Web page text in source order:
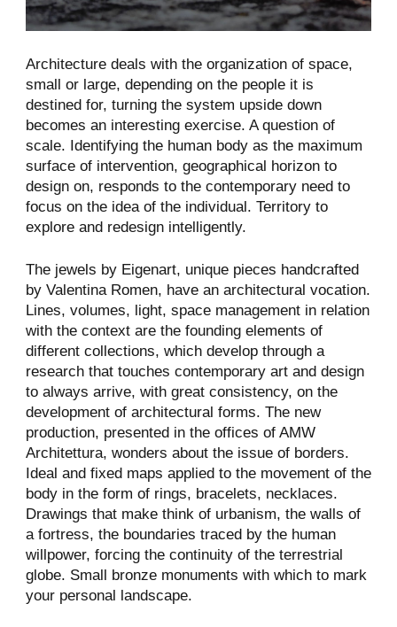
Architecture deals with the organization of space,
small or large, depending on the people it is
destined for, turning the system upside down
becomes an interesting exercise. A question of
scale. Identifying the human body as the maximum
surface of intervention, geographical horizon to
design on, responds to the contemporary need to
focus on the idea of the individual. Territory to
explore and redesign intelligently.
The jewels by Eigenart, unique pieces handcrafted
by Valentina Romen, have an architectural vocation.
Lines, volumes, light, space management in relation
with the context are the founding elements of
different collections, which develop through a
research that touches contemporary art and design
to always arrive, with great consistency, on the
development of architectural forms. The new
production, presented in the offices of AMW
Architettura, wonders about the issue of borders.
Ideal and fixed maps applied to the movement of the
body in the form of rings, bracelets, necklaces.
Drawings that make think of urbanism, the walls of
a fortress, the boundaries traced by the human
willpower, forcing the continuity of the terrestrial
globe. Small bronze monuments with which to mark
your personal landscape.